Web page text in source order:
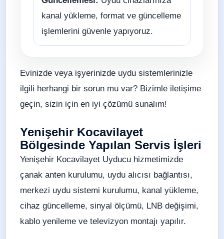
kanal yükleme, format ve güncelleme
işlemlerini güvenle yapıyoruz.
Evinizde veya işyerinizde uydu sistemlerinizle
ilgili herhangi bir sorun mu var? Bizimle iletişime
geçin, sizin için en iyi çözümü sunalım!
Yenişehir Kocavilayet
Bölgesinde Yapılan Servis İşleri
Yenişehir Kocavilayet Uyducu hizmetimizde
çanak anten kurulumu, uydu alıcısı bağlantısı,
merkezi uydu sistemi kurulumu, kanal yükleme,
cihaz güncelleme, sinyal ölçümü, LNB değişimi,
kablo yenileme ve televizyon montajı yapılır.